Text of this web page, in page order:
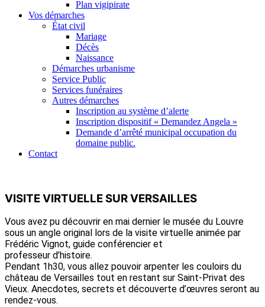
Plan vigipirate
Vos démarches
État civil
Mariage
Décès
Naissance
Démarches urbanisme
Service Public
Services funéraires
Autres démarches
Inscription au système d’alerte
Inscription dispositif « Demandez Angela »
Demande d’arrêté municipal occupation du
domaine public.
Contact
VISITE VIRTUELLE SUR VERSAILLES
Vous avez pu découvrir en mai dernier le musée du Louvre
sous un angle original lors de la visite virtuelle animée par
Frédéric Vignot, guide conférencier et
professeur d’histoire.
Pendant 1h30, vous allez pouvoir arpenter les couloirs du
château de Versailles tout en restant sur Saint-Privat des
Vieux. Anecdotes, secrets et découverte d’œuvres seront au
rendez-vous.